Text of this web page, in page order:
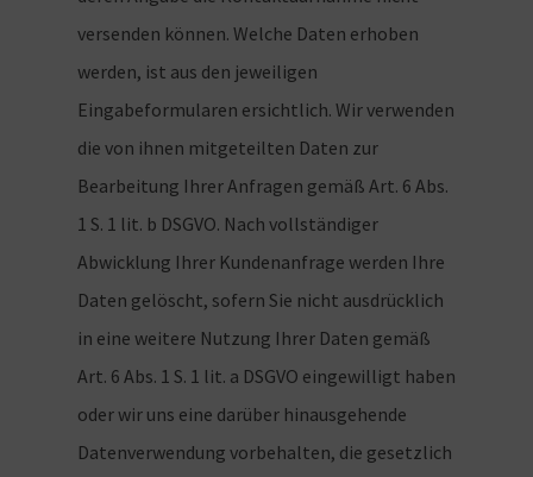
versenden können. Welche Daten erhoben
werden, ist aus den jeweiligen
Eingabeformularen ersichtlich. Wir verwenden
die von ihnen mitgeteilten Daten zur
Bearbeitung Ihrer Anfragen gemäß Art. 6 Abs.
1 S. 1 lit. b DSGVO. Nach vollständiger
Abwicklung Ihrer Kundenanfrage werden Ihre
Daten gelöscht, sofern Sie nicht ausdrücklich
in eine weitere Nutzung Ihrer Daten gemäß
Art. 6 Abs. 1 S. 1 lit. a DSGVO eingewilligt haben
oder wir uns eine darüber hinausgehende
Datenverwendung vorbehalten, die gesetzlich